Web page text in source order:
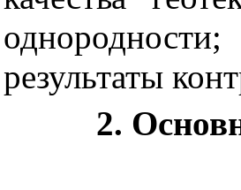
результаты
2.